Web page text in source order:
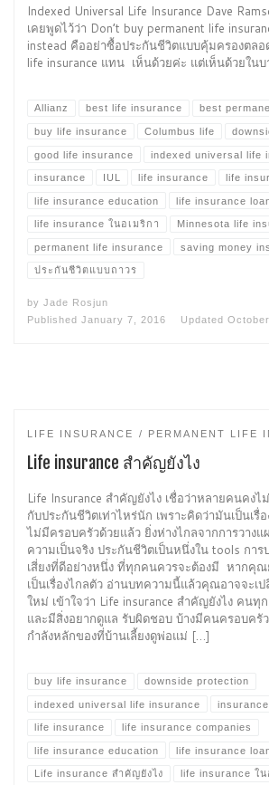
Indexed Universal Life Insurance Dave
เคยพูดไว้ว่า Don’t buy permanent life
instead คืออย่าซื้อประกันชีวิตแบบคุ้มครองตล
life insurance แทน เห็นด้วยค่ะ แต่เห็นด้วยใน
Allianz best life insurance best
buy life insurance Columbus life
good life insurance indexed universal life
insurance IUL life insurance life
life insurance education life insurance
life insurance ในอเมริกา Minnesota life
permanent life insurance saving money
ประกันชีวิตแบบถาวร
by Jade Rosjun
Published January 7, 2016 Updated
LIFE INSURANCE PERMANENT LIFE
Life insurance สำคัญยังไง
Life Insurance สำคัญยังไง เชื่อว่าหลายคนคง
กับประกันชีวิตเท่าไหร่นัก เพราะคิดว่ามันเป็นเรื่
ไม่มีครอบครัวด้วยแล้ว ยิ่งห่างไกลจากการวางแ
ความเป็นจริง ประกันชีวิตเป็นหนึ่งใน tools การ
เสี่ยงที่ดีอย่างหนึ่ง ที่ทุกคนควรจะต้องมี หากคุ
เป็นเรื่องไกลตัว อ่านบทความนี้แล้วคุณอาจจะเ
ใหม่ เข้าใจว่า Life insurance สำคัญยังไง คน
และมีสิ่งอยากดูแล รับผิดชอบ บ้างมีคนครอบครั
กำลังหลักของที่บ้านเลี้ยงดูพ่อแม่ […]
buy life insurance downside protection
indexed universal life insurance insurance
life insurance life insurance companies
life insurance education life insurance
Life insurance สำคัญยังไง life insurance ใน